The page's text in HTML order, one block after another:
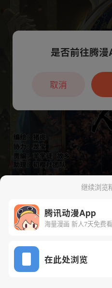
继续浏览
腾讯动漫App
海量漫画 新人7天免费看
在此处浏览
本章节仅支持App
户7天
是否前往腾
取消